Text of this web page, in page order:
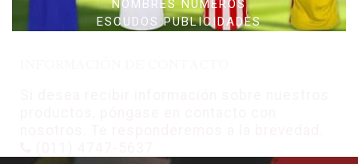
NOMBRES NÚMEROS
ESCUDOS PUBLICIDADES